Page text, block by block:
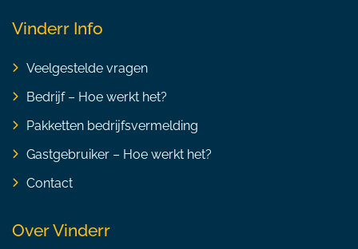
Vinderr Info
Veelgestelde vragen
Bedrijf – Hoe werkt het?
Pakketten bedrijfsvermelding
Gastgebruiker – Hoe werkt het?
Contact
Over Vinderr